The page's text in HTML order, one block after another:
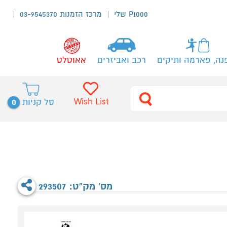
P1000 שלי מרכז הזמנות 03-9545370
פארמה ותיקים רכב ואביזרים אאוטלט
סל קניות 0 Wish List
מס' מק"ט: 293507